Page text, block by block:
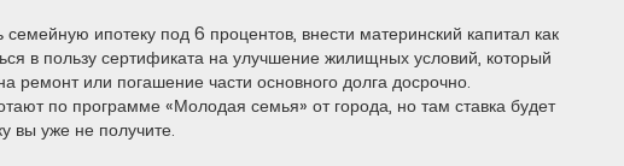
ипотеку под 6 процентов, внести материнский капитал как
в пользу сертификата на улучшение жилищных условий, который
ремонт или погашение части основного долга досрочно.
по программе «Молодая семья» от города, но там ставка будет
вы уже не получите.